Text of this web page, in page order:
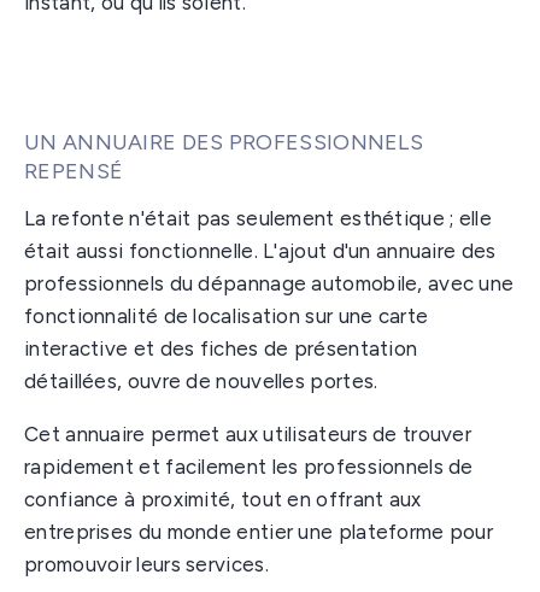
UN ANNUAIRE DES PROFESSIONNELS
REPENSÉ
La refonte n'était pas seulement esthétique ; elle
était aussi fonctionnelle. L'ajout d'un annuaire des
professionnels du dépannage automobile, avec une
fonctionnalité de localisation sur une carte
interactive et des fiches de présentation
détaillées, ouvre de nouvelles portes.
Cet annuaire permet aux utilisateurs de trouver
rapidement et facilement les professionnels de
confiance à proximité, tout en offrant aux
entreprises du monde entier une plateforme pour
promouvoir leurs services.